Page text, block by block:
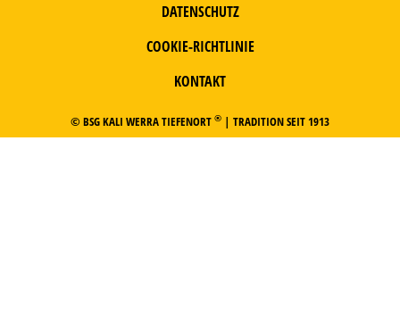
DATENSCHUTZ
COOKIE-RICHTLINIE
KONTAKT
© BSG KALI WERRA TIEFENORT ® | TRADITION SEIT 1913